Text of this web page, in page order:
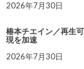
2026年7月30日
椿本チエイン／再生
現を加速
2026年7月30日